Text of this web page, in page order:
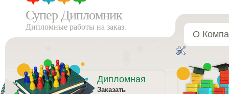
Супер Дипломник
Дипломные работы на заказ.
О
Дипломная
Заказать